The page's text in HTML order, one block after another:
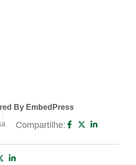
By EmbedPress
Compartilhe: